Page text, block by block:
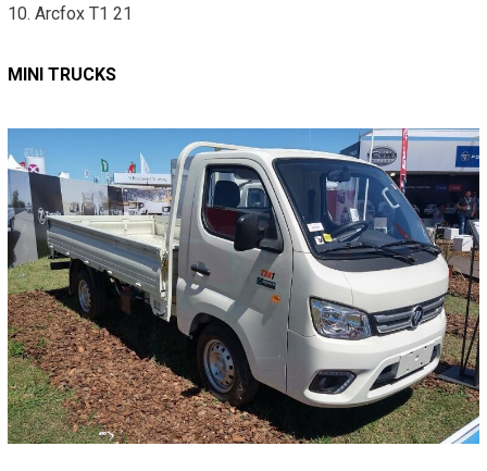
10. Arcfox T1 21
MINI TRUCKS